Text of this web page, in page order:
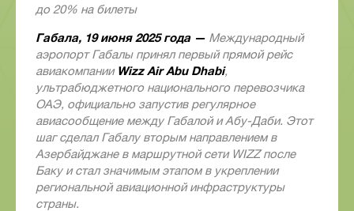
до 20% на билеты
Габала, 19 июня 2025 года — Международный
аэропорт Габалы принял первый прямой рейс
авиакомпании Wizz Air Abu Dhabi,
ультрабюджетного национального перевозчика
ОАЭ, официально запустив регулярное
авиасообщение между Габалой и Абу-Даби. Этот
шаг сделал Габалу вторым направлением в
Азербайджане в маршрутной сети WIZZпосле
Баку и стал значимым этапом в укреплении
региональной авиационной инфраструктуры
страны.